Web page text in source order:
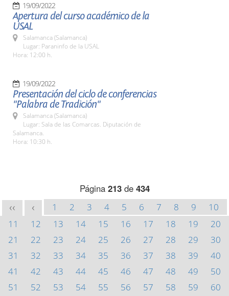
19/09/2022
Apertura del curso académico de la
USAL
Salamanca (Salamanca)
Lugar: Paraninfo de la USAL
Hora: 12:00 h.
19/09/2022
Presentación del ciclo de conferencias
"Palabra de Tradición"
Salamanca (Salamanca)
Lugar: Sala de las Comarcas. Diputación de
Salamanca.
Hora: 10:30 h.
Página 213de 434
<< < 1 2 3 4 5 6 7 8 9
10
11
12 13 14 15 16 17 18 19
20
21
22 23 24 25 26 27 28 29
30
31
32 33 34 35 36 37 38 39
40
41
42 43 44 45 46 47 48 49
50
51
52 53 54 55 56 57 58 59
60